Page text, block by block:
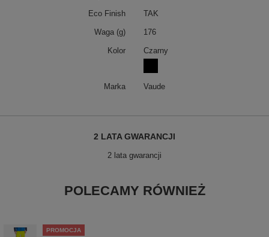
Eco Finish TAK
Waga (g) 176
Kolor Czarny
Marka Vaude
2 LATA GWARANCJI
2 lata gwarancji
POLECAMY RÓWNIEŻ
PROMOCJA